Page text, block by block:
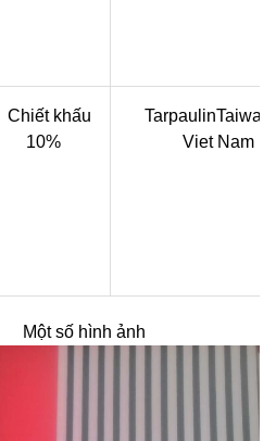
Chiết khấu
10%
TarpaulinTaiwan
Viet Nam
Một số hình ảnh